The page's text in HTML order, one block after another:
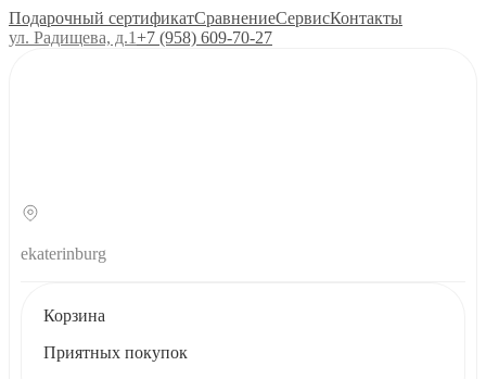
Подарочный сертификатСравнениеСервисКонтакты
ул. Радищева, д.1+7 (958) 609‑70‑27
ekaterinburg
Корзина
Приятных покупок